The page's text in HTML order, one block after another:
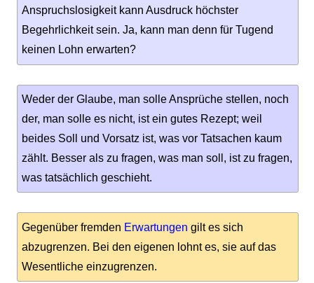
Anspruchslosigkeit kann Ausdruck höchster
Begehrlichkeit sein. Ja, kann man denn für Tugend
keinen Lohn erwarten?
Weder der Glaube, man solle Ansprüche stellen, noch
der, man solle es nicht, ist ein gutes Rezept; weil
beides Soll und Vorsatz ist, was vor Tatsachen kaum
zählt. Besser als zu fragen, was man soll, ist zu fragen,
was tatsächlich geschieht.
Gegenüber fremden Erwartungen gilt es sich
abzugrenzen. Bei den eigenen lohnt es, sie auf das
Wesentliche einzugrenzen.